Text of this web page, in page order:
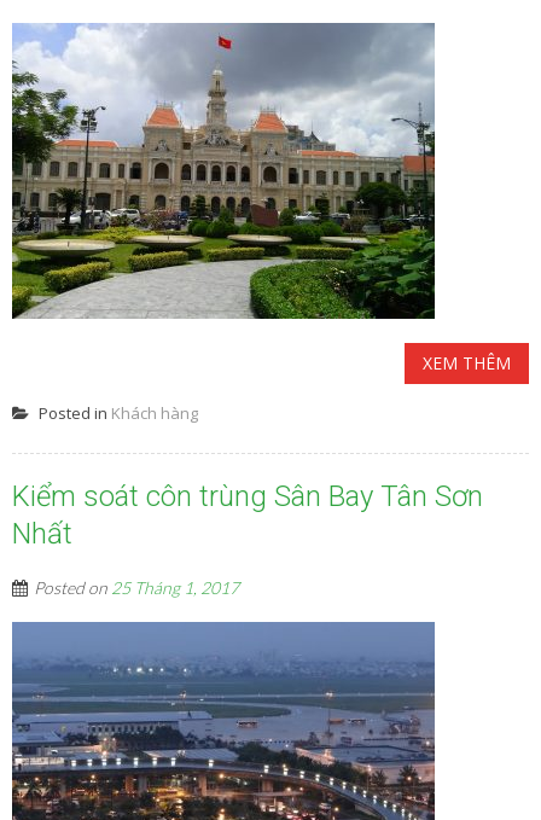
XEM THÊM
Posted in Khách hàng
Kiểm soát côn trùng Sân Bay Tân Sơn
Nhất
Posted on 25 Tháng 1, 2017